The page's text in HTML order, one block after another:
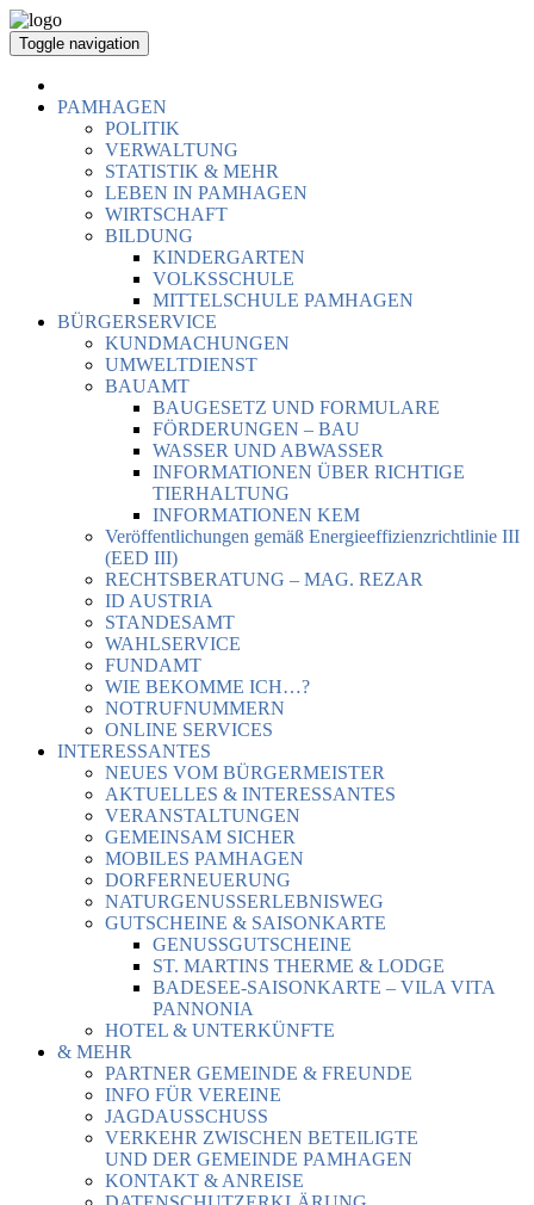
Toggle navigation
PAMHAGEN
POLITIK
VERWALTUNG
STATISTIK & MEHR
LEBEN IN PAMHAGEN
WIRTSCHAFT
BILDUNG
KINDERGARTEN
VOLKSSCHULE
MITTELSCHULE PAMHAGEN
BÜRGERSERVICE
KUNDMACHUNGEN
UMWELTDIENST
BAUAMT
BAUGESETZ UND FORMULARE
FÖRDERUNGEN – BAU
WASSER UND ABWASSER
INFORMATIONEN ÜBER RICHTIGE
TIERHALTUNG
INFORMATIONEN KEM
Veröffentlichungen gemäß Energieeffizienzrichtlinie III
(EED III)
RECHTSBERATUNG – MAG. REZAR
ID AUSTRIA
STANDESAMT
WAHLSERVICE
FUNDAMT
WIE BEKOMME ICH…?
NOTRUFNUMMERN
ONLINE SERVICES
INTERESSANTES
NEUES VOM BÜRGERMEISTER
AKTUELLES & INTERESSANTES
VERANSTALTUNGEN
GEMEINSAM SICHER
MOBILES PAMHAGEN
DORFERNEUERUNG
NATURGENUSSERLEBNISWEG
GUTSCHEINE & SAISONKARTE
GENUSSGUTSCHEINE
ST. MARTINS THERME & LODGE
BADESEE-SAISONKARTE – VILA VITA
PANNONIA
HOTEL & UNTERKÜNFTE
& MEHR
PARTNER GEMEINDE & FREUNDE
INFO FÜR VEREINE
JAGDAUSSCHUSS
VERKEHR ZWISCHEN BETEILIGTE
UND DER GEMEINDE PAMHAGEN
KONTAKT & ANREISE